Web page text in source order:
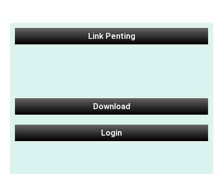
Link Penting
Download
Login